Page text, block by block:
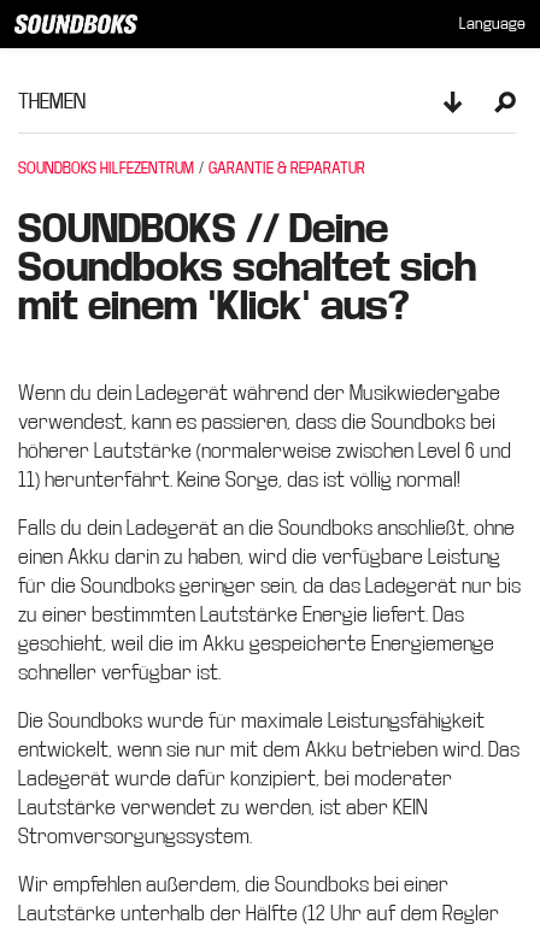
Language
THEMEN
Toggle
SOUNDBOKS HILFEZENTRUM GARANTIE & REPARATUR
SOUNDBOKS // Deine
Soundboks schaltet sich
mit einem "Klick" aus?
Wenn du dein Ladegerät während der Musikwiedergabe
verwendest, kann es passieren, dass die Soundboks bei
höherer Lautstärke (normalerweise zwischen Level 6 und
11) herunterfährt. Keine Sorge, das ist völlig normal!
Falls du dein Ladegerät an die Soundboks anschließt, ohne
einen Akku darin zu haben, wird die verfügbare Leistung
für die Soundboks geringer sein, da das Ladegerät nur bis
zu einer bestimmten Lautstärke Energie liefert. Das
geschieht, weil die im Akku gespeicherte Energiemenge
schneller verfügbar ist.
Die Soundboks wurde für maximale Leistungsfähigkeit
entwickelt, wenn sie nur mit dem Akku betrieben wird. Das
Ladegerät wurde dafür konzipiert, bei moderater
Lautstärke verwendet zu werden, ist aber KEIN
Stromversorgungssystem.
Wir empfehlen außerdem, die Soundboks bei einer
Lautstärke unterhalb der Hälfte (12 Uhr auf dem Regler